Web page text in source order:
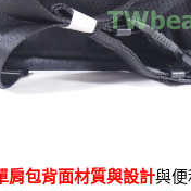
肩包背面材質與設計與